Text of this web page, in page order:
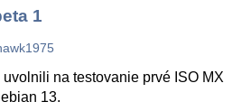
1
na testovanie prvé ISO MX
13.